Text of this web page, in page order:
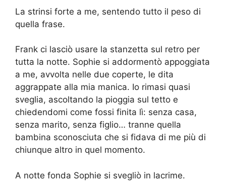
La strinsi forte a me, sentendo tutto il peso di
quella frase.
Frank ci lasciò usare la stanzetta sul retro per
tutta la notte. Sophie si addormentò appoggiata
a me, avvolta nelle due coperte, le dita
aggrappate alla mia manica. Io rimasi quasi
sveglia, ascoltando la pioggia sul tetto e
chiedendomi come fossi finita lì: senza casa,
senza marito, senza figlio… tranne quella
bambina sconosciuta che si fidava di me più di
chiunque altro in quel momento.
A notte fonda Sophie si svegliò in lacrime.